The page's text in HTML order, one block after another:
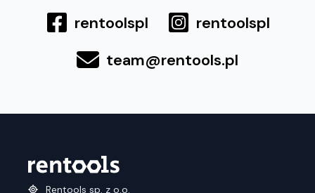
rentoolspl
rentoolspl
team@rentools.pl
Rentools sp. z o.o.